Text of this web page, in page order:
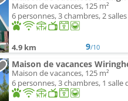
Maison de vacances, 125 m²
6 personnes, 3 chambres, 2
4.9 km 9/10
Maison de vacances, 125 m²
6 personnes, 3 chambres, 1 salle